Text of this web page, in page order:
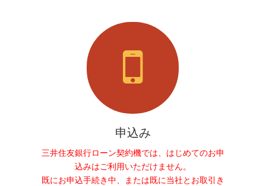
申込み
三井住友銀行ローン契約機では、はじめてのお申
込みはご利用いただけません。
既にお申込手続き中、または既に当社とお取引き